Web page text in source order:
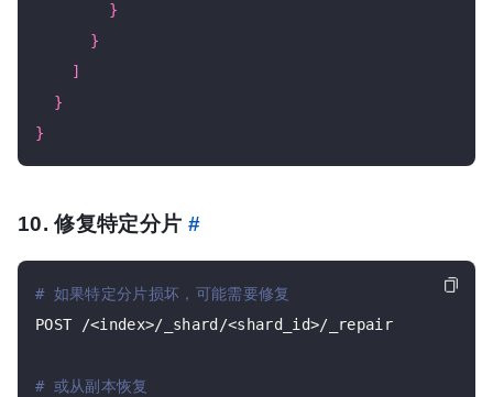
}
}
]
}
}
10. 修复特定分片 #
# 如果特定分片损坏，可能需要修复
POST /<index>/_shard/<shard_id>/_repair
# 或从副本恢复